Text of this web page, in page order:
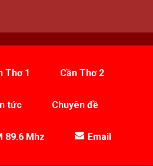
Thơ 1 Cần Thơ 2
tức Chuyên đề
89.6 Mhz Email